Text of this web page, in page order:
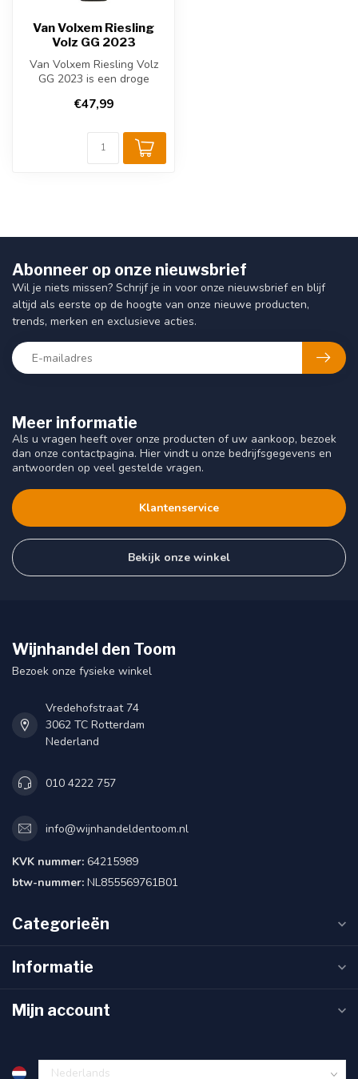
Van Volxem Riesling
Volz GG 2023
Van Volxem Riesling Volz
GG 2023 is een droge
Moezel, g...
€47,99
Meer informatie
Als u vragen heeft over onze producten of uw aankoop, bezoek
dan onze contactpagina. Hier vindt u onze bedrijfsgegevens en
antwoorden op veel gestelde vragen.
Klantenservice
Bekijk onze winkel
Abonneer op onze nieuwsbrief
Wil je niets missen? Schrijf je in voor onze nieuwsbrief en blijf
altijd als eerste op de hoogte van onze nieuwe producten,
trends, merken en exclusieve acties.
Wijnhandel den Toom
Bezoek onze fysieke winkel
Vredehofstraat 74
3062 TC Rotterdam
Nederland
010 4222 757
info@wijnhandeldentoom.nl
KVK nummer: 64215989
btw-nummer: NL855569761B01
Categorieën
Informatie
Mijn account